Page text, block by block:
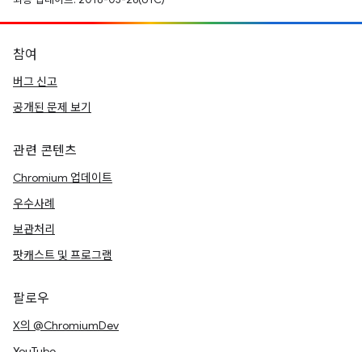
참여
버그 신고
공개된 문제 보기
관련 콘텐츠
Chromium 업데이트
우수사례
보관처리
팟캐스트 및 프로그램
팔로우
X의 @ChromiumDev